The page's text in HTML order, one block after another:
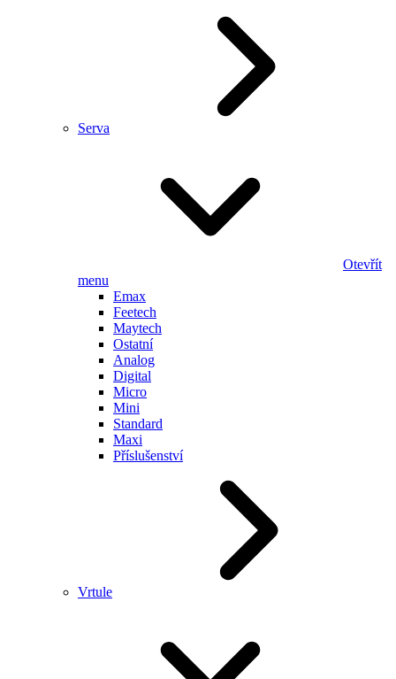
Serva
Otevřít
menu
Emax
Feetech
Maytech
Ostatní
Analog
Digital
Micro
Mini
Standard
Maxi
Příslušenství
Vrtule